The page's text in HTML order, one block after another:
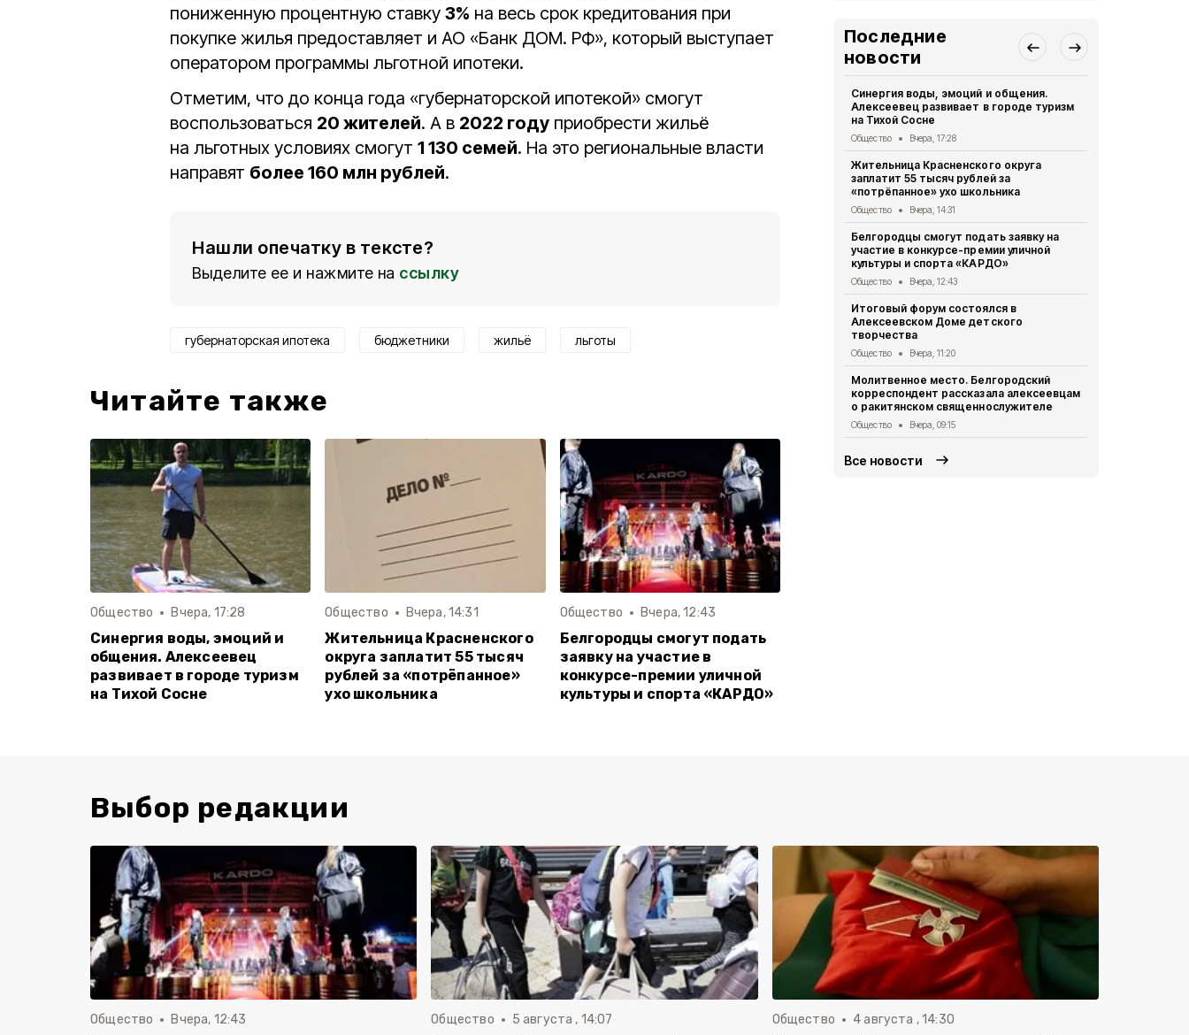
пониженную процентную ставку 3% на весь срок кредитования при
покупке жилья предоставляет и АО «Банк ДОМ. РФ», который выступает
оператором программы льготной ипотеки.
Отметим, что до конца года «губернаторской ипотекой» смогут
воспользоваться 20 жителей. А в 2022 году приобрести жильё
на льготных условиях смогут 1 130 семей. На это региональные власти
направят более 160 млн рублей.
Нашли опечатку в тексте?
Выделите ее и нажмите на ссылку
губернаторская ипотека бюджетники жильё льготы
Читайте также
Общество Вчера, 17:28
Синергия воды, эмоций и
общения. Алексеевец
развивает в городе туризм
на Тихой Сосне
Общество Вчера, 14:31
Жительница Красненского
округа заплатит 55 тысяч
рублей за «потрёпанное»
ухо школьника
Общество Вчера, 12:43
Белгородцы смогут подать
заявку на участие в
конкурсе-премии уличной
культуры и спорта «КАРДО»
Последние
новости
Синергия воды, эмоций и общения.
Алексеевец развивает в городе туризм
на Тихой Сосне
Общество Вчера, 17:28
Жительница Красненского округа
заплатит 55 тысяч рублей за
«потрёпанное» ухо школьника
Общество Вчера, 14:31
Белгородцы смогут подать заявку на
участие в конкурсе-премии уличной
культуры и спорта «КАРДО»
Общество Вчера, 12:43
Итоговый форум состоялся в
Алексеевском Доме детского
творчества
Общество Вчера, 11:20
Молитвенное место. Белгородский
корреспондент рассказала алексеевцам
о ракитянском священнослужителе
Общество Вчера, 09:15
Все новости
Выбор редакции
Общество Вчера, 12:43 Общество 5 августа , 14:07 Общество 4 августа , 14:30